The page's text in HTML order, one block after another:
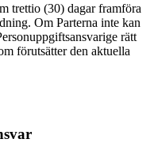
trettio (30) dagar framföra
Om Parterna inte kan
rätt
förutsätter den aktuella